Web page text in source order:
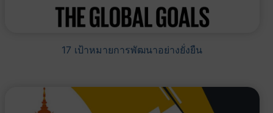
17 เป้าหมายการพัฒนาอย่างยั่งยืน